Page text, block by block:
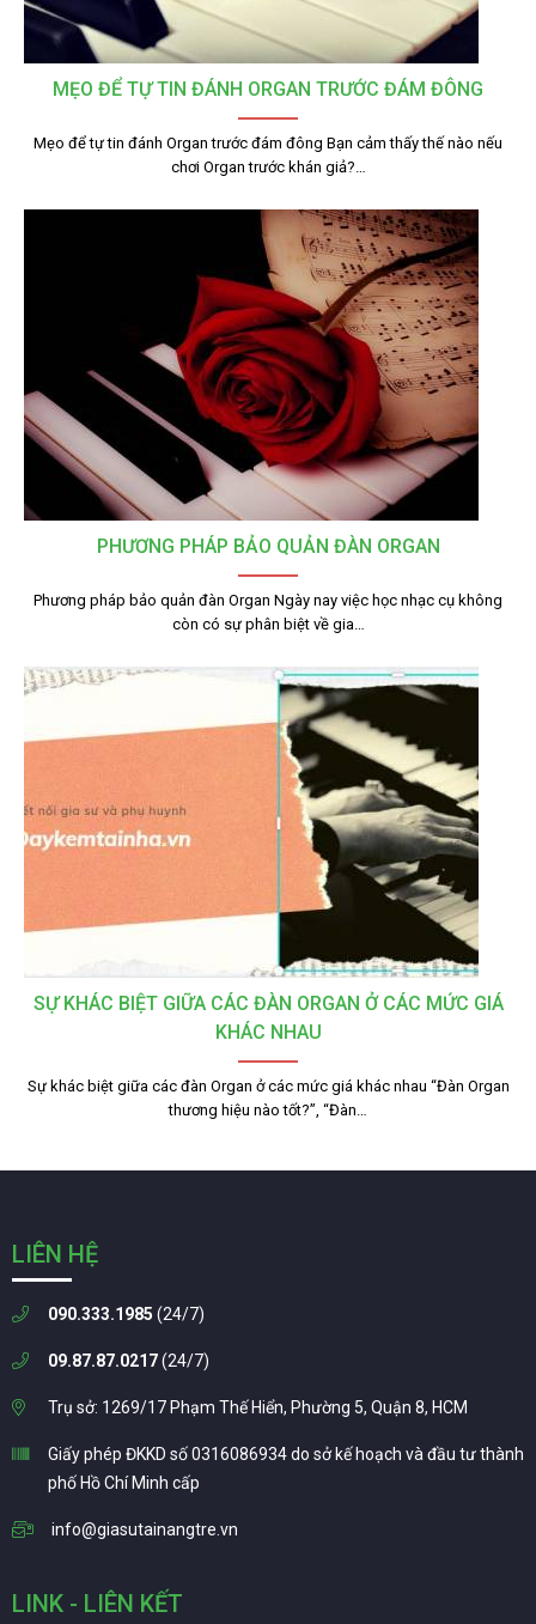
MẸO ĐỂ TỰ TIN ĐÁNH ORGAN TRƯỚC ĐÁM ĐÔNG
Mẹo để tự tin đánh Organ trước đám đông Bạn cảm thấy thế nào nếu
chơi Organ trước khán giả?…
PHƯƠNG PHÁP BẢO QUẢN ĐÀN ORGAN
Phương pháp bảo quản đàn Organ Ngày nay việc học nhạc cụ không
còn có sự phân biệt về gia…
SỰ KHÁC BIỆT GIỮA CÁC ĐÀN ORGAN Ở CÁC MỨC GIÁ
KHÁC NHAU
Sự khác biệt giữa các đàn Organ ở các mức giá khác nhau “Đàn Organ
thương hiệu nào tốt?”, “Đàn…
LIÊN HỆ
090.333.1985 (24/7)
09.87.87.0217(24/7)
Trụ sở: 1269/17 Phạm Thế Hiển, Phường 5, Quận 8, HCM
Giấy phép ĐKKD số 0316086934 do sở kế hoạch và đầu tư thành
phố Hồ Chí Minh cấp
info@giasutainangtre.vn
LINK - LIÊN KẾT